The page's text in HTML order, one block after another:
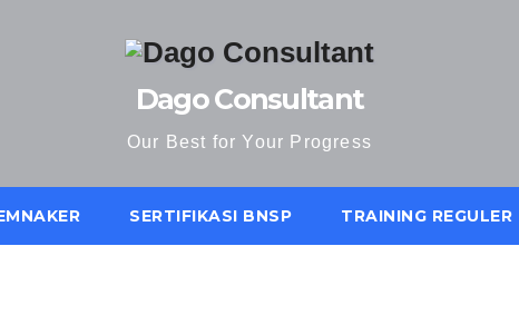
Dago Consultant
Our Best for Your Progress
SERTIFIKASI BNSP TRAINING REGULER